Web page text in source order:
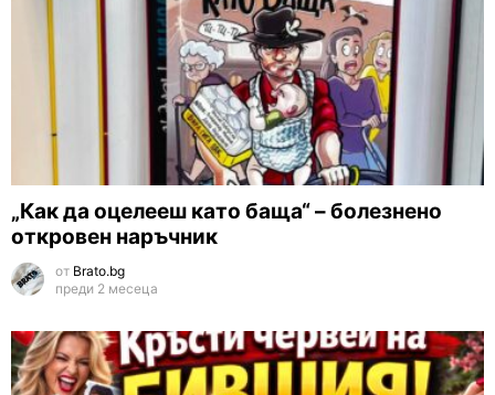
„Как да оцелееш като баща“ – болезнено
откровен наръчник
от Brato.bg
преди 2 месеца